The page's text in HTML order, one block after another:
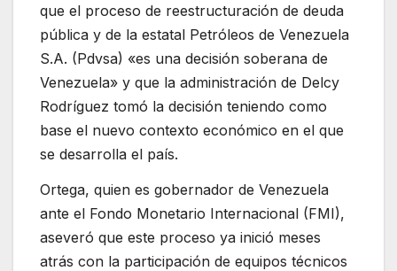
que el proceso de reestructuración de deuda
pública y de la estatal Petróleos de Venezuela
S.A. (Pdvsa) «es una decisión soberana de
Venezuela» y que la administración de Delcy
Rodríguez tomó la decisión teniendo como
base el nuevo contexto económico en el que
se desarrolla el país.
Ortega, quien es gobernador de Venezuela
ante el Fondo Monetario Internacional (FMI),
aseveró que este proceso ya inició meses
atrás con la participación de equipos técnicos